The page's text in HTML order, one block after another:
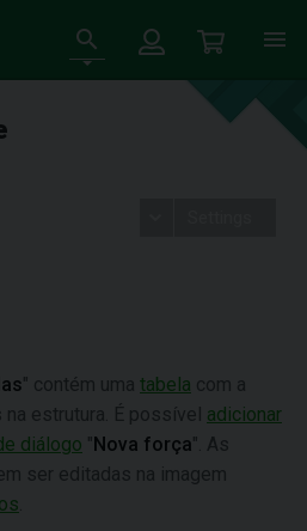
" contém uma tabela com a
estrutura. É possível adicionar
diálogo "Nova força". As
ser editadas na imagem